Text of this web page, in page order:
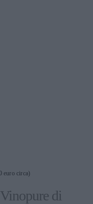
euro circa)
di